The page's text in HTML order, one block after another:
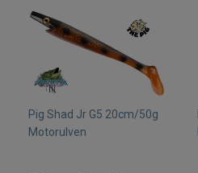
Pig Shad Jr G5 20cm/50g
Motorulven